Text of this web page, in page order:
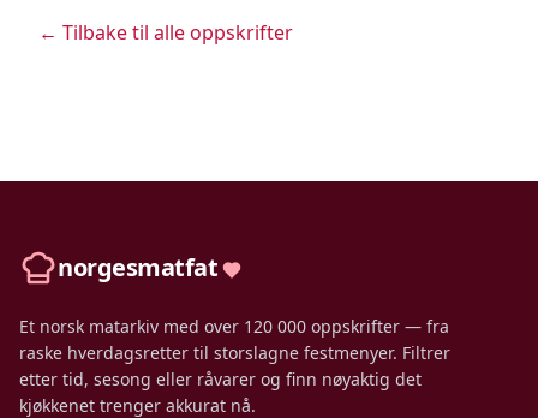
← Tilbake til alle oppskrifter
norgesmatfat
Et norsk matarkiv med over 120 000 oppskrifter — fra
raske hverdagsretter til storslagne festmenyer. Filtrer
etter tid, sesong eller råvarer og finn nøyaktig det
kjøkkenet trenger akkurat nå.